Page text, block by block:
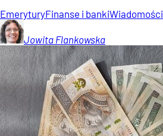
EmeryturyFinanse i bankiWiadomości
Jowita Flankowska